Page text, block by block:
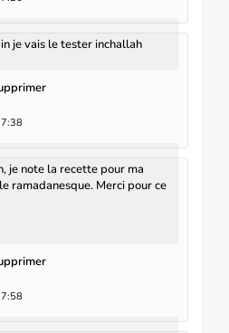
je vais le tester inchallah
je note la recette pour ma
ramadanesque. Merci pour ce